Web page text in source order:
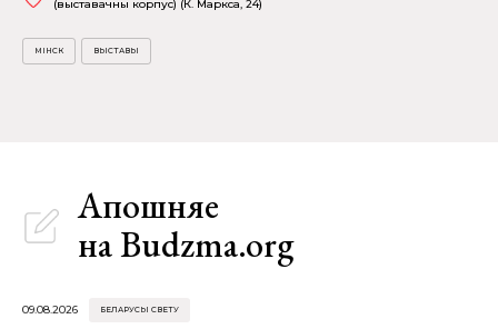
(выставачны корпус) (К. Маркса, 24)
МІНСК ВЫСТАВЫ
Апошняе
на Budzma.org
09.08.2026 БЕЛАРУСЫ СВЕТУ